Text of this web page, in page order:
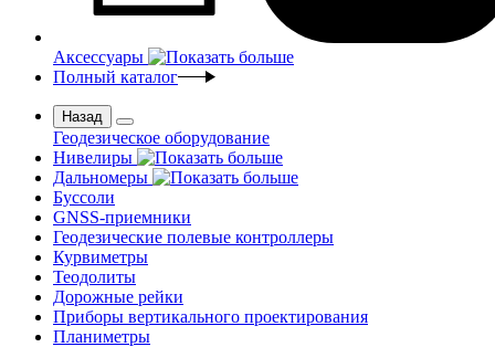
Аксессуары
Полный каталог
Назад
Геодезическое оборудование
Нивелиры
Дальномеры
Буссоли
GNSS-приемники
Геодезические полевые контроллеры
Курвиметры
Теодолиты
Дорожные рейки
Приборы вертикального проектирования
Планиметры